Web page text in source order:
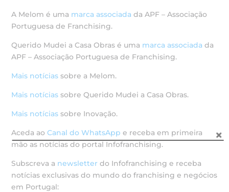
A Melom é uma marca associada da APF – Associação
Portuguesa de Franchising.
Querido Mudei a Casa Obras é uma marca associada da
APF – Associação Portuguesa de Franchising.
Mais notícias sobre a Melom.
Mais notícias sobre Querido Mudei a Casa Obras.
Mais notícias sobre Inovação.
Aceda aoCanal do WhatsApp e receba em primeira
mão as notícias do portal Infofranchising.
Subscreva a newsletter do Infofranchising e receba
notícias exclusivas do mundo do franchising e negócios
em Portugal: